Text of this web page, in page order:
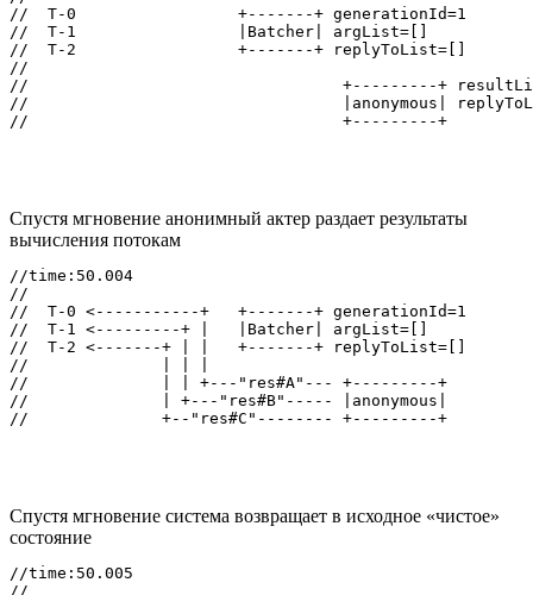
//  T-0                 +-------+ generationId=1
//  T-1                 |Batcher| argList=[]
//  T-2                 +-------+ replyToList=[]
//
//                                 +---------+
//                                 |anonymous|
Спустя мгновение анонимный актер раздает результаты
вычисления потокам
//time:50.004
//
//  T-0 <-----------+   +-------+ generationId=1
//  T-1 <---------+ |   |Batcher| argList=[]
//  T-2 <-------+ | |   +-------+ replyToList=[]
//              | | |
//              | | +---"res#A"--- +---------+
//              | +---"res#B"----- |anonymous|
Спустя мгновение система возвращает в исходное «чистое»
состояние
//time:50.005
//